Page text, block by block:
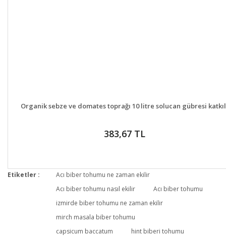
DETAYLAR
Organik sebze ve domates toprağı 10 litre solucan gübresi
383,67 TL
Etiketler :
Acı biber tohumu ne zaman ekilir
Acı biber tohumu nasıl ekilir
Acı biber tohumu
izmirde biber tohumu ne zaman ekilir
mirch masala biber tohumu
capsicum baccatum
hint biberi tohumu